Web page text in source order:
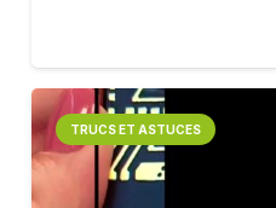
TRUCS ET ASTUCES